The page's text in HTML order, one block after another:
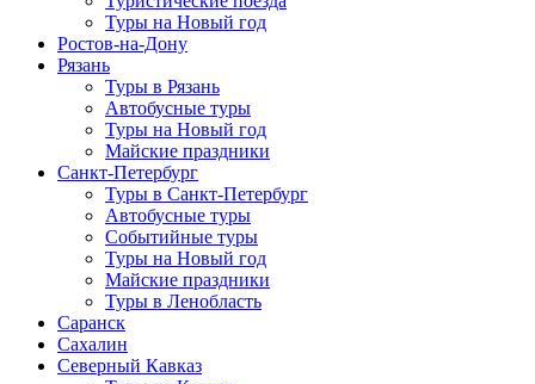
Туры на Новый год
Ростов-на-Дону
Рязань
Туры в Рязань
Автобусные туры
Туры на Новый год
Майские праздники
Санкт-Петербург
Туры в Санкт-Петербург
Автобусные туры
Событийные туры
Туры на Новый год
Майские праздники
Туры в Ленобласть
Саранск
Сахалин
Северный Кавказ